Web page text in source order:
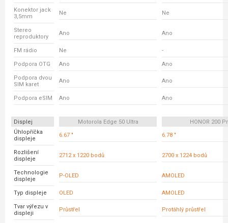
Konektor jack
3,5mm
Ne Ne
Stereo
reproduktory
Ano Ano
FM rádio Ne -
Podpora OTG Ano Ano
Podpora dvou
SIM karet
Ano Ano
Podpora eSIM Ano Ano
Displej Motorola Edge 50 Ultra
HONOR 200
Úhlopříčka
displeje
6.67 " 6.78 "
Rozlišení
displeje
2712 x 1220 bodů 2700 x 1224 bodů
Technologie
displeje
P-OLED AMOLED
Typ displeje OLED AMOLED
Tvar výřezu v
displeji
Průstřel Protáhlý průstřel